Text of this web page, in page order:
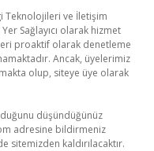
Teknolojileri ve İletişim
Sağlayıcı olarak hizmet
proaktif olarak denetleme
Ancak, üyelerimiz
olup, siteye üye olarak
düşündüğünüz
adresine bildirmeniz
sitemizden kaldırılacaktır.